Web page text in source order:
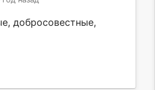
добросовестные,